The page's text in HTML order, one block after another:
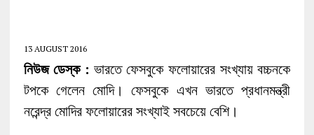
13 AUGUST 2016
নিউজ ডেস্ক : ভারতে ফেসবুকে ফলোয়ারের সংখ্যায় বচ্চনকে
টপকে গেলেন মোদি। ফেসবুকে এখন ভারতে প্রধানমন্ত্রী
নরেন্দ্র মোদির ফলোয়ারের সংখ্যাই সবচেয়ে বেশি।